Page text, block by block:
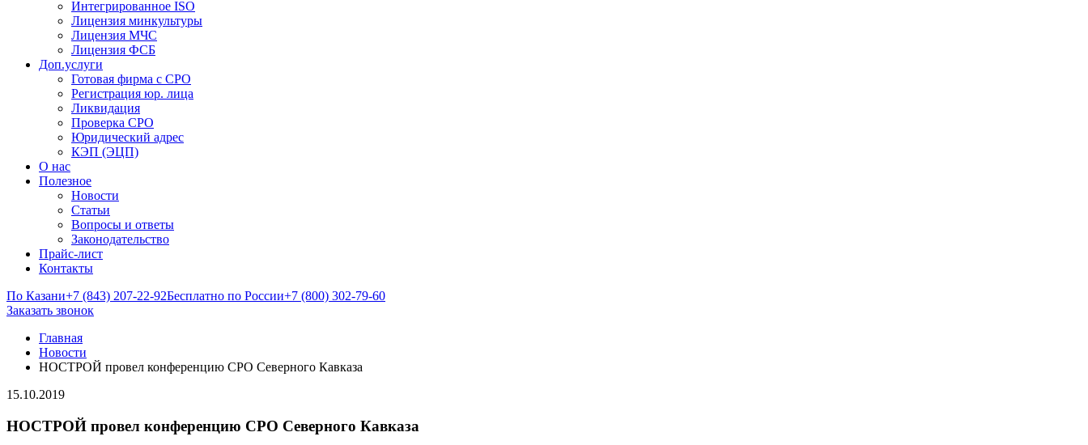
Интегрированное ISO
Лицензия минкультуры
Лицензия МЧС
Лицензия ФСБ
Доп.услуги
Готовая фирма с СРО
Регистрация юр. лица
Ликвидация
Проверка СРО
Юридический адрес
КЭП (ЭЦП)
О нас
Полезное
Новости
Статьи
Вопросы и ответы
Законодательство
Прайс-лист
Контакты
По Казани+7 (843) 207-22-92Бесплатно по России+7 (800) 302-79-60
Заказать звонок
Главная
Новости
НОСТРОЙ провел конференцию СРО Северного Кавказа
15.10.2019
НОСТРОЙ провел конференцию СРО Северного Кавказа